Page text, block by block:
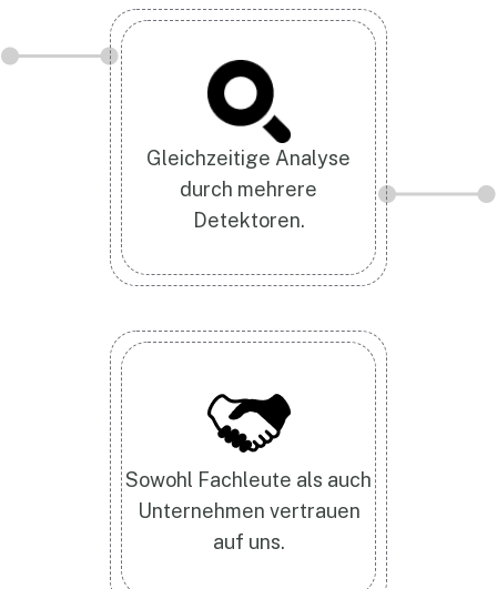
Gleichzeitige Analyse
durch mehrere
Detektoren.
Sowohl Fachleute als auch
Unternehmen vertrauen
auf uns.